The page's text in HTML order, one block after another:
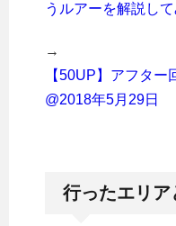
うルアーを解説し
→
【50UP】アフタ
@2018年5月29日
行ったエリ